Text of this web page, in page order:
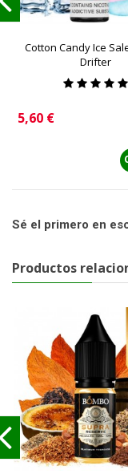
Cotton Candy Ice
Drifter
Precio
5,60 €
Sé el primero en
Productos